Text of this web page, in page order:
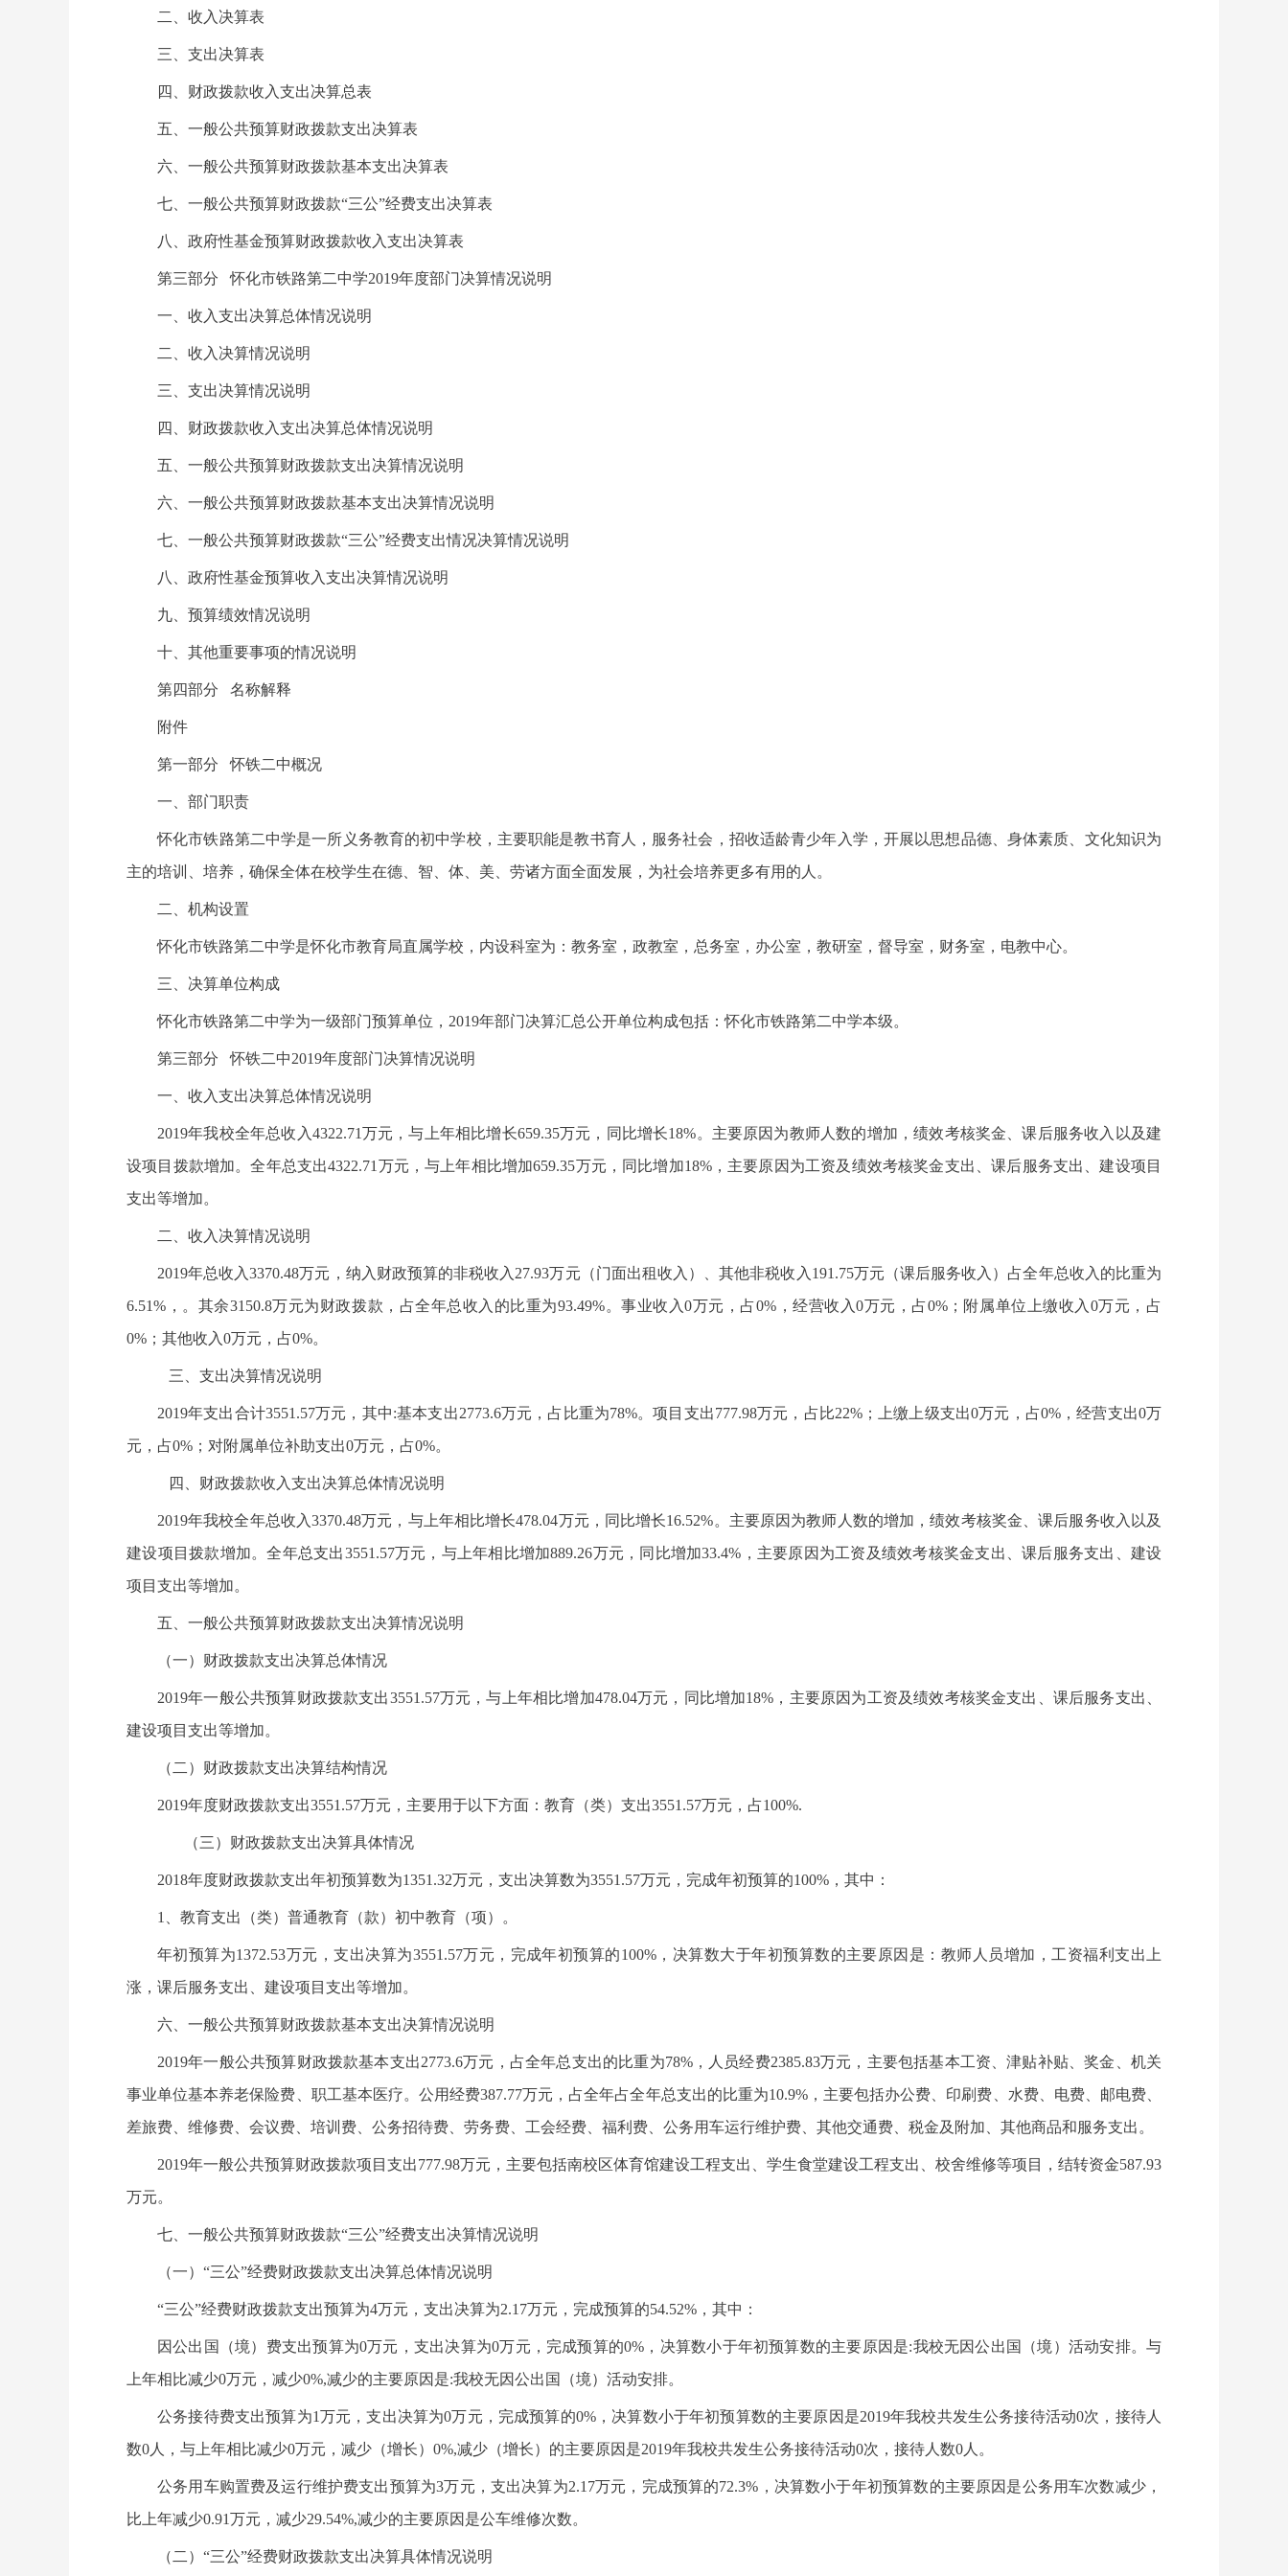
二、收入决算表
三、支出决算表
四、财政拨款收入支出决算总表
五、一般公共预算财政拨款支出决算表
六、一般公共预算财政拨款基本支出决算表
七、一般公共预算财政拨款“三公”经费支出决算表
八、政府性基金预算财政拨款收入支出决算表
第三部分 怀化市铁路第二中学2019年度部门决算情况说明
一、收入支出决算总体情况说明
二、收入决算情况说明
三、支出决算情况说明
四、财政拨款收入支出决算总体情况说明
五、一般公共预算财政拨款支出决算情况说明
六、一般公共预算财政拨款基本支出决算情况说明
七、一般公共预算财政拨款“三公”经费支出情况决算情况说明
八、政府性基金预算收入支出决算情况说明
九、预算绩效情况说明
十、其他重要事项的情况说明
第四部分 名称解释
附件
第一部分 怀铁二中概况
一、部门职责
怀化市铁路第二中学是一所义务教育的初中学校，主要职能是教书育人，服务社会，招收适龄青少年入学，开展以思想品德、身体素质、文化知识为
主的培训、培养，确保全体在校学生在德、智、体、美、劳诸方面全面发展，为社会培养更多有用的人。
二、机构设置
怀化市铁路第二中学是怀化市教育局直属学校，内设科室为：教务室，政教室，总务室，办公室，教研室，督导室，财务室，电教中心。
三、决算单位构成
怀化市铁路第二中学为一级部门预算单位，2019年部门决算汇总公开单位构成包括：怀化市铁路第二中学本级。
第三部分 怀铁二中2019年度部门决算情况说明
一、收入支出决算总体情况说明
2019年我校全年总收入4322.71万元，与上年相比增长659.35万元，同比增长18%。主要原因为教师人数的增加，绩效考核奖金、课后服务收入以及建
设项目拨款增加。全年总支出4322.71万元，与上年相比增加659.35万元，同比增加18%，主要原因为工资及绩效考核奖金支出、课后服务支出、建设项目
支出等增加。
二、收入决算情况说明
2019年总收入3370.48万元，纳入财政预算的非税收入27.93万元（门面出租收入）、其他非税收入191.75万元（课后服务收入）占全年总收入的比重为
6.51%，。其余3150.8万元为财政拨款，占全年总收入的比重为93.49%。事业收入0万元，占0%，经营收入0万元，占0%；附属单位上缴收入0万元，占
0%；其他收入0万元，占0%。
三、支出决算情况说明
2019年支出合计3551.57万元，其中:基本支出2773.6万元，占比重为78%。项目支出777.98万元，占比22%；上缴上级支出0万元，占0%，经营支出0万
元，占0%；对附属单位补助支出0万元，占0%。
四、财政拨款收入支出决算总体情况说明
2019年我校全年总收入3370.48万元，与上年相比增长478.04万元，同比增长16.52%。主要原因为教师人数的增加，绩效考核奖金、课后服务收入以及
建设项目拨款增加。全年总支出3551.57万元，与上年相比增加889.26万元，同比增加33.4%，主要原因为工资及绩效考核奖金支出、课后服务支出、建设
项目支出等增加。
五、一般公共预算财政拨款支出决算情况说明
（一）财政拨款支出决算总体情况
2019年一般公共预算财政拨款支出3551.57万元，与上年相比增加478.04万元，同比增加18%，主要原因为工资及绩效考核奖金支出、课后服务支出、
建设项目支出等增加。
（二）财政拨款支出决算结构情况
2019年度财政拨款支出3551.57万元，主要用于以下方面：教育（类）支出3551.57万元，占100%.
（三）财政拨款支出决算具体情况
2018年度财政拨款支出年初预算数为1351.32万元，支出决算数为3551.57万元，完成年初预算的100%，其中：
1、教育支出（类）普通教育（款）初中教育（项）。
年初预算为1372.53万元，支出决算为3551.57万元，完成年初预算的100%，决算数大于年初预算数的主要原因是：教师人员增加，工资福利支出上
涨，课后服务支出、建设项目支出等增加。
六、一般公共预算财政拨款基本支出决算情况说明
2019年一般公共预算财政拨款基本支出2773.6万元，占全年总支出的比重为78%，人员经费2385.83万元，主要包括基本工资、津贴补贴、奖金、机关
事业单位基本养老保险费、职工基本医疗。公用经费387.77万元，占全年占全年总支出的比重为10.9%，主要包括办公费、印刷费、水费、电费、邮电费、
差旅费、维修费、会议费、培训费、公务招待费、劳务费、工会经费、福利费、公务用车运行维护费、其他交通费、税金及附加、其他商品和服务支出。
2019年一般公共预算财政拨款项目支出777.98万元，主要包括南校区体育馆建设工程支出、学生食堂建设工程支出、校舍维修等项目，结转资金587.93
万元。
七、一般公共预算财政拨款“三公”经费支出决算情况说明
（一）“三公”经费财政拨款支出决算总体情况说明
“三公”经费财政拨款支出预算为4万元，支出决算为2.17万元，完成预算的54.52%，其中：
因公出国（境）费支出预算为0万元，支出决算为0万元，完成预算的0%，决算数小于年初预算数的主要原因是:我校无因公出国（境）活动安排。与
上年相比减少0万元，减少0%,减少的主要原因是:我校无因公出国（境）活动安排。
公务接待费支出预算为1万元，支出决算为0万元，完成预算的0%，决算数小于年初预算数的主要原因是2019年我校共发生公务接待活动0次，接待人
数0人，与上年相比减少0万元，减少（增长）0%,减少（增长）的主要原因是2019年我校共发生公务接待活动0次，接待人数0人。
公务用车购置费及运行维护费支出预算为3万元，支出决算为2.17万元，完成预算的72.3%，决算数小于年初预算数的主要原因是公务用车次数减少，
比上年减少0.91万元，减少29.54%,减少的主要原因是公车维修次数。
（二）“三公”经费财政拨款支出决算具体情况说明